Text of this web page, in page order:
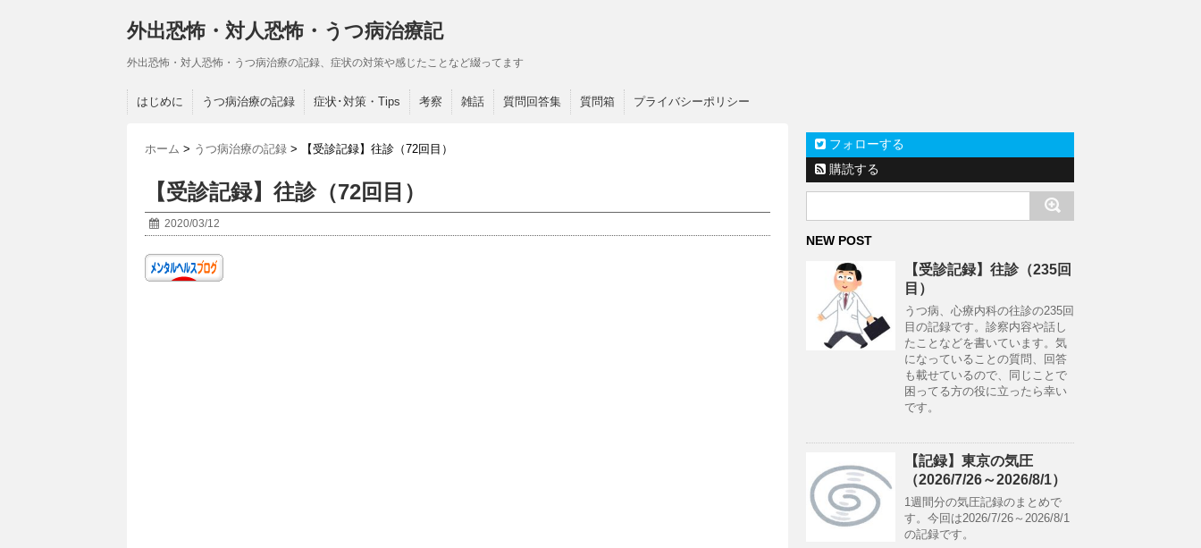
外出恐怖・対人恐怖・うつ病治療記
外出恐怖・対人恐怖・うつ病治療の記録、症状の対策や感じたことなど綴ってます
はじめに うつ病治療の記録 症状･対策・Tips 考察 雑話 質問回答集 質問箱 プライバシーポリシー
ホーム > うつ病治療の記録 > 【受診記録】往診（72回目）
【受診記録】往診（72回目）
2020/03/12
フォローする
購読する
NEW POST
【受診記録】往診（235回
目）
うつ病、心療内科の往診の235回
目の記録です。診察内容や話し
たことなどを書いています。気
になっていることの質問、回答
も載せているので、同じことで
困ってる方の役に立ったら幸い
です。
【記録】東京の気圧
（2026/7/26～2026/8/1）
1週間分の気圧記録のまとめで
す。今回は2026/7/26～2026/8/1
の記録です。